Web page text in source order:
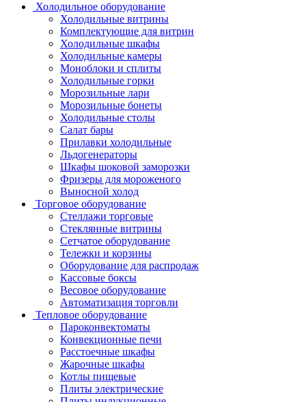
Холодильное оборудование
Холодильные витрины
Комплектующие для витрин
Холодильные шкафы
Холодильные камеры
Моноблоки и сплиты
Холодильные горки
Морозильные лари
Морозильные бонеты
Холодильные столы
Салат бары
Прилавки холодильные
Льдогенераторы
Шкафы шоковой заморозки
Фризеры для мороженого
Выносной холод
Торговое оборудование
Стеллажи торговые
Стеклянные витрины
Сетчатое оборудование
Тележки и корзины
Оборудование для распродаж
Кассовые боксы
Весовое оборудование
Автоматизация торговли
Тепловое оборудование
Пароконвектоматы
Конвекционные печи
Расстоечные шкафы
Жарочные шкафы
Котлы пищевые
Плиты электрические